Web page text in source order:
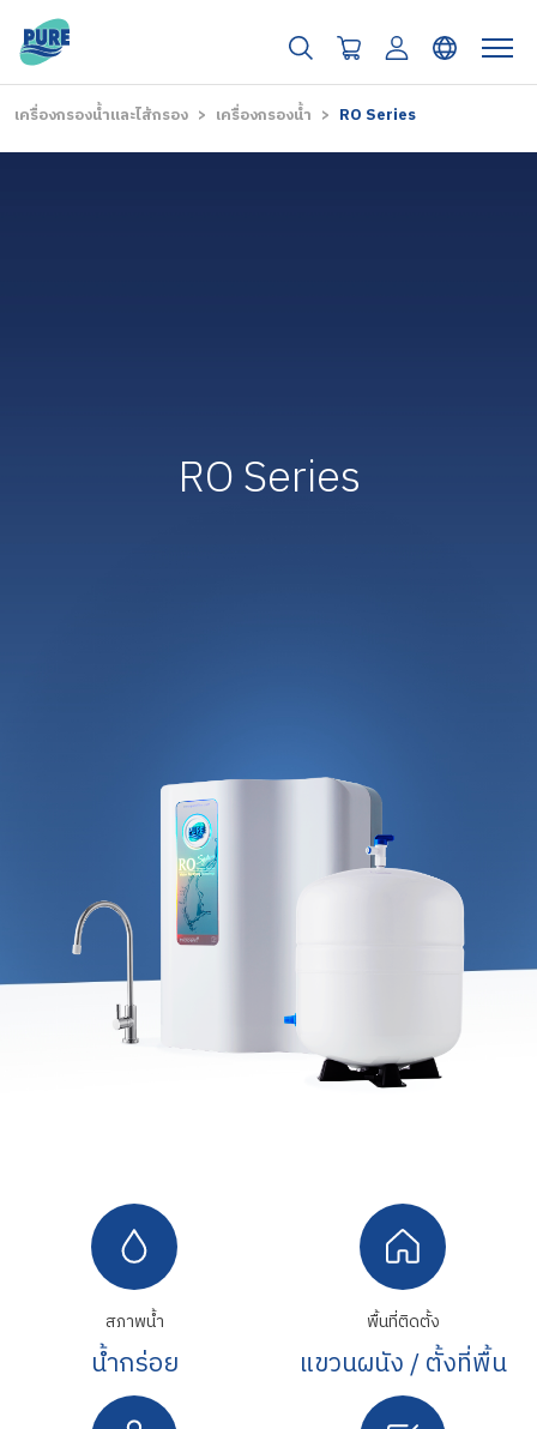
เครื่องกรองน้ำและไส้กรอง เครื่องกรองน้ำ RO Series
RO Series
สภาพน้ำ
น้ำกร่อย
พื้นที่ติดตั้ง
แขวนผนัง / ตั้งที่พื้น